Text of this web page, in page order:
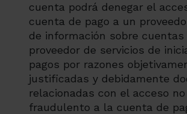
cuenta podrá denegar el
cuenta de pago a un
de información sobre cuentas
proveedor de servicios de
pagos por razones
justificadas y debidamente
relacionadas con el acceso
fraudulento a la cuenta de